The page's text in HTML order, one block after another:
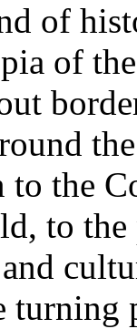
of
of
to the
to the
turning